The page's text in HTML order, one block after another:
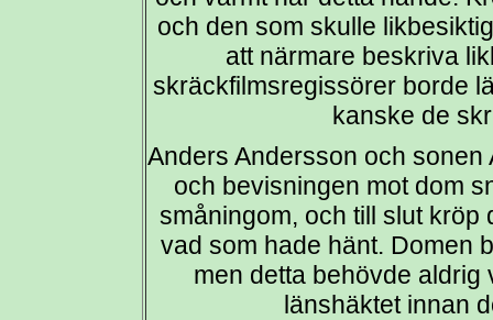
och den som skulle
att närmare beskriva
skräckfilmsregissörer borde
kanske de
Anders Andersson och
och bevisningen mot dom
småningom, och till slut kröp
vad som hade hänt. Domen
men detta behövde
länshäktet innan